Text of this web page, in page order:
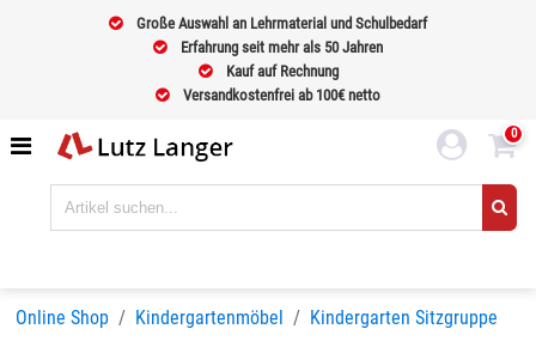
Große Auswahl an Lehrmaterial und Schulbedarf
Erfahrung seit mehr als 50 Jahren
Kauf auf Rechnung
Versandkostenfrei ab 100€ netto
0
Online Shop Kindergartenmöbel Kindergarten Sitzgruppe